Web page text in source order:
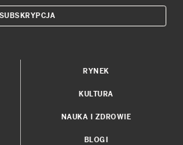
SUBSKRYPCJA
RYNEK
KULTURA
NAUKA I ZDROWIE
BLOGI